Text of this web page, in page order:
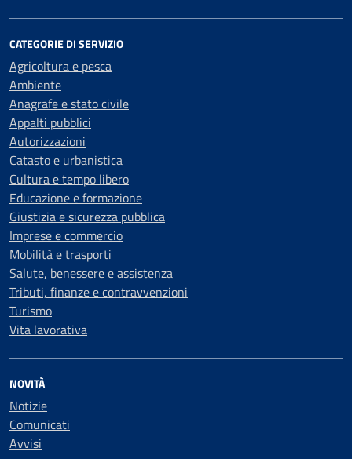
CATEGORIE DI SERVIZIO
Agricoltura e pesca
Ambiente
Anagrafe e stato civile
Appalti pubblici
Autorizzazioni
Catasto e urbanistica
Cultura e tempo libero
Educazione e formazione
Giustizia e sicurezza pubblica
Imprese e commercio
Mobilità e trasporti
Salute, benessere e assistenza
Tributi, finanze e contravvenzioni
Turismo
Vita lavorativa
NOVITÀ
Notizie
Comunicati
Avvisi